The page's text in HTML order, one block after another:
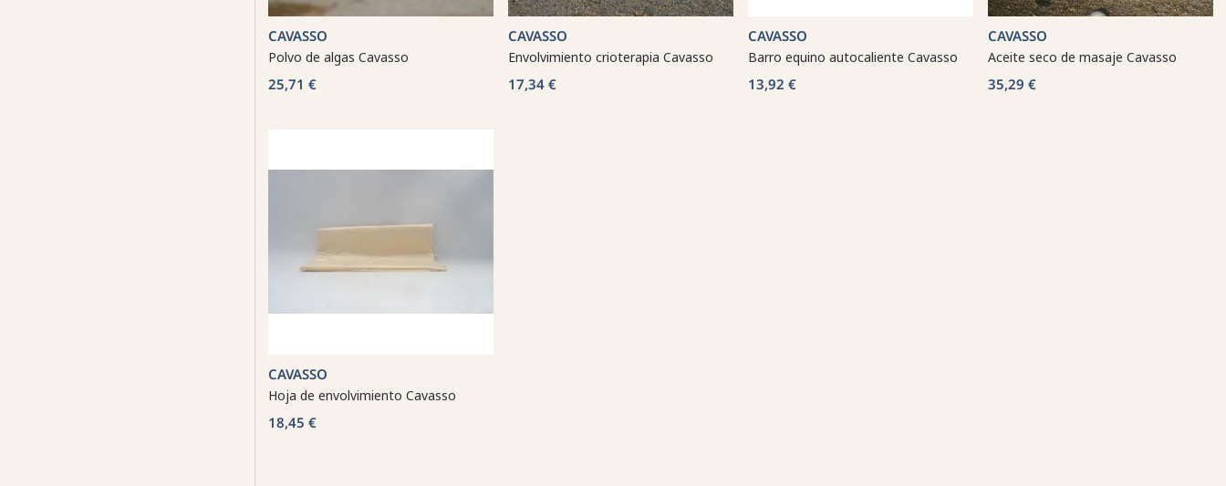
CAVASSO
Polvo de algas Cavasso
25,71 €
CAVASSO
Envolvimiento crioterapia Cavasso
17,34 €
CAVASSO
Barro equino autocaliente Cavasso
13,92 €
CAVASSO
Aceite seco de masaje Cavasso
35,29 €
CAVASSO
Hoja de envolvimiento Cavasso
18,45 €